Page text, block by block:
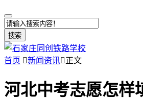
搜索
首页 新闻资讯正文
河北中考志愿怎样